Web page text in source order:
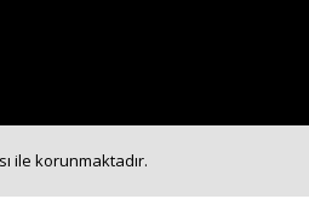
ile korunmaktadır.